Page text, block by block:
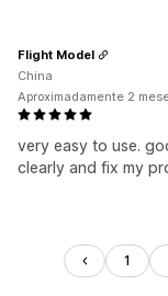
very easy to use.
clearly and fix my
Flight Model
China
Aproximadamente 2
1